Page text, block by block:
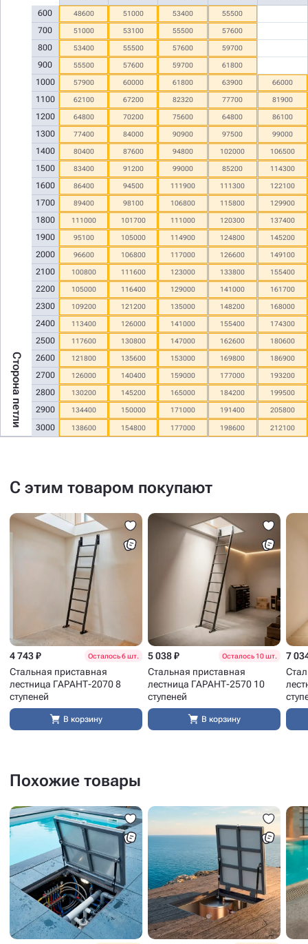
Сторона петли
600
700
800
900
1000
1100
1200
1300
1400
1500
1600
1700
1800
1900
2000
2100
2200
2300
2400
2500
2600
2700
2800
2900
3000
48600 51000 53400 55500
51000 53100 55500 57600
53400 55500 57600 59700
55500 57600 59700 61800
57900 60000 61800 63900 66000
62100 67200 82320 77700 81900
64800 70200 75600 64800 86100
77400 84000 90900 97500 99000
80400 87600 94800 102000 106500
83400 91200 99000 85200 114300
86400 94500 111900 111300 122100
89400 98100 106800 115800 129900
111000 101700 111000 120300 137400
95100 105000 114900 124800 145200
96600 106800 117000 126600 149100
100800 111600 123000 133800 155400
105000 116400 129000 141000 161700
109200 121200 135000 148200 168000
113400 126000 141000 155400 174300
117600 130800 147000 162600 180600
121800 135600 153000 169800 186900
126000 140400 159000 177000 193200
130200 145200 165000 184200 199500
134400 150000 171000 191400 205800
138600 154800 177000 198600 212100
С этим товаром покупают
4 743 ₽ Осталось 6 шт.
Стальная приставная
лестница ГАРАНТ-2070 8
ступеней
В корзину
5 038 ₽ Осталось 10 шт.
Стальная приставная
лестница ГАРАНТ-2570 10
ступеней
В корзину
7
Похожие товары